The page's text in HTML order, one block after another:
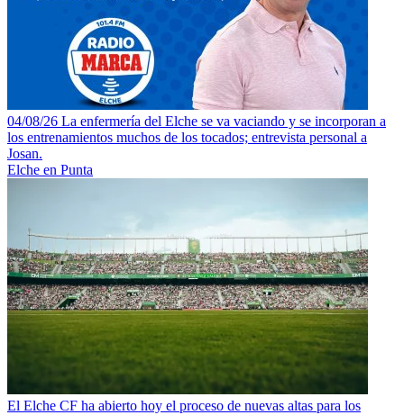
04/08/26 La enfermería del Elche se va vaciando y se incorporan a
los entrenamientos muchos de los tocados; entrevista personal a
Josan.
Elche en Punta
El Elche CF ha abierto hoy el proceso de nuevas altas para los